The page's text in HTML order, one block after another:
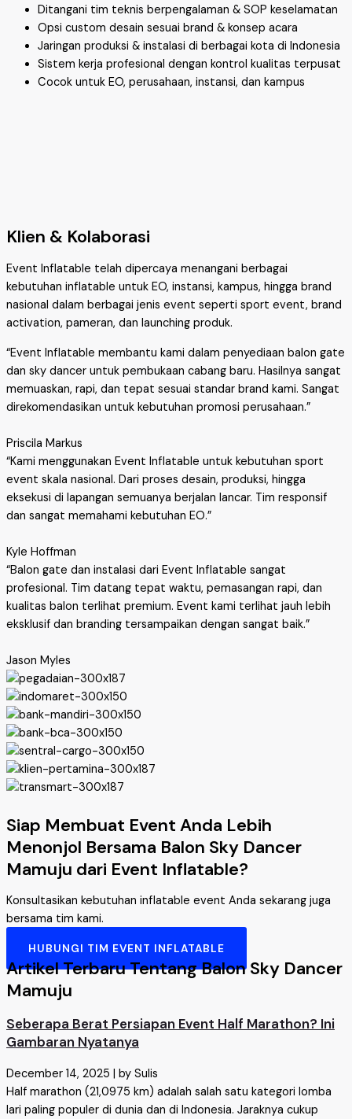
Ditangani tim teknis berpengalaman & SOP keselamatan
Opsi custom desain sesuai brand & konsep acara
Jaringan produksi & instalasi di berbagai kota di Indonesia
Sistem kerja profesional dengan kontrol kualitas terpusat
Cocok untuk EO, perusahaan, instansi, dan kampus
Klien & Kolaborasi
Event Inflatable telah dipercaya menangani berbagai
kebutuhan inflatable untuk EO, instansi, kampus, hingga brand
nasional dalam berbagai jenis event seperti sport event, brand
activation, pameran, dan launching produk.
“Event Inflatable membantu kami dalam penyediaan balon gate
dan sky dancer untuk pembukaan cabang baru. Hasilnya sangat
memuaskan, rapi, dan tepat sesuai standar brand kami. Sangat
direkomendasikan untuk kebutuhan promosi perusahaan.”
Priscila Markus
“Kami menggunakan Event Inflatable untuk kebutuhan sport
event skala nasional. Dari proses desain, produksi, hingga
eksekusi di lapangan semuanya berjalan lancar. Tim responsif
dan sangat memahami kebutuhan EO.”
Kyle Hoffman
“Balon gate dan instalasi dari Event Inflatable sangat
profesional. Tim datang tepat waktu, pemasangan rapi, dan
kualitas balon terlihat premium. Event kami terlihat jauh lebih
eksklusif dan branding tersampaikan dengan sangat baik.”
Jason Myles
Siap Membuat Event Anda Lebih
Menonjol Bersama Balon Sky Dancer
Mamuju dari Event Inflatable?
Konsultasikan kebutuhan inflatable event Anda sekarang juga
bersama tim kami.
HUBUNGI TIM EVENT INFLATABLE
Artikel Terbaru Tentang Balon Sky Dancer
Mamuju
Seberapa Berat Persiapan Event Half Marathon? Ini
Gambaran Nyatanya
December 14, 2025 | by Sulis
Half marathon (21,0975 km) adalah salah satu kategori lomba
lari paling populer di dunia dan di Indonesia. Jaraknya cukup